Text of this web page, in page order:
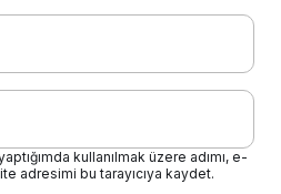
kullanılmak üzere adımı, e-
adresimi bu tarayıcıya kaydet.